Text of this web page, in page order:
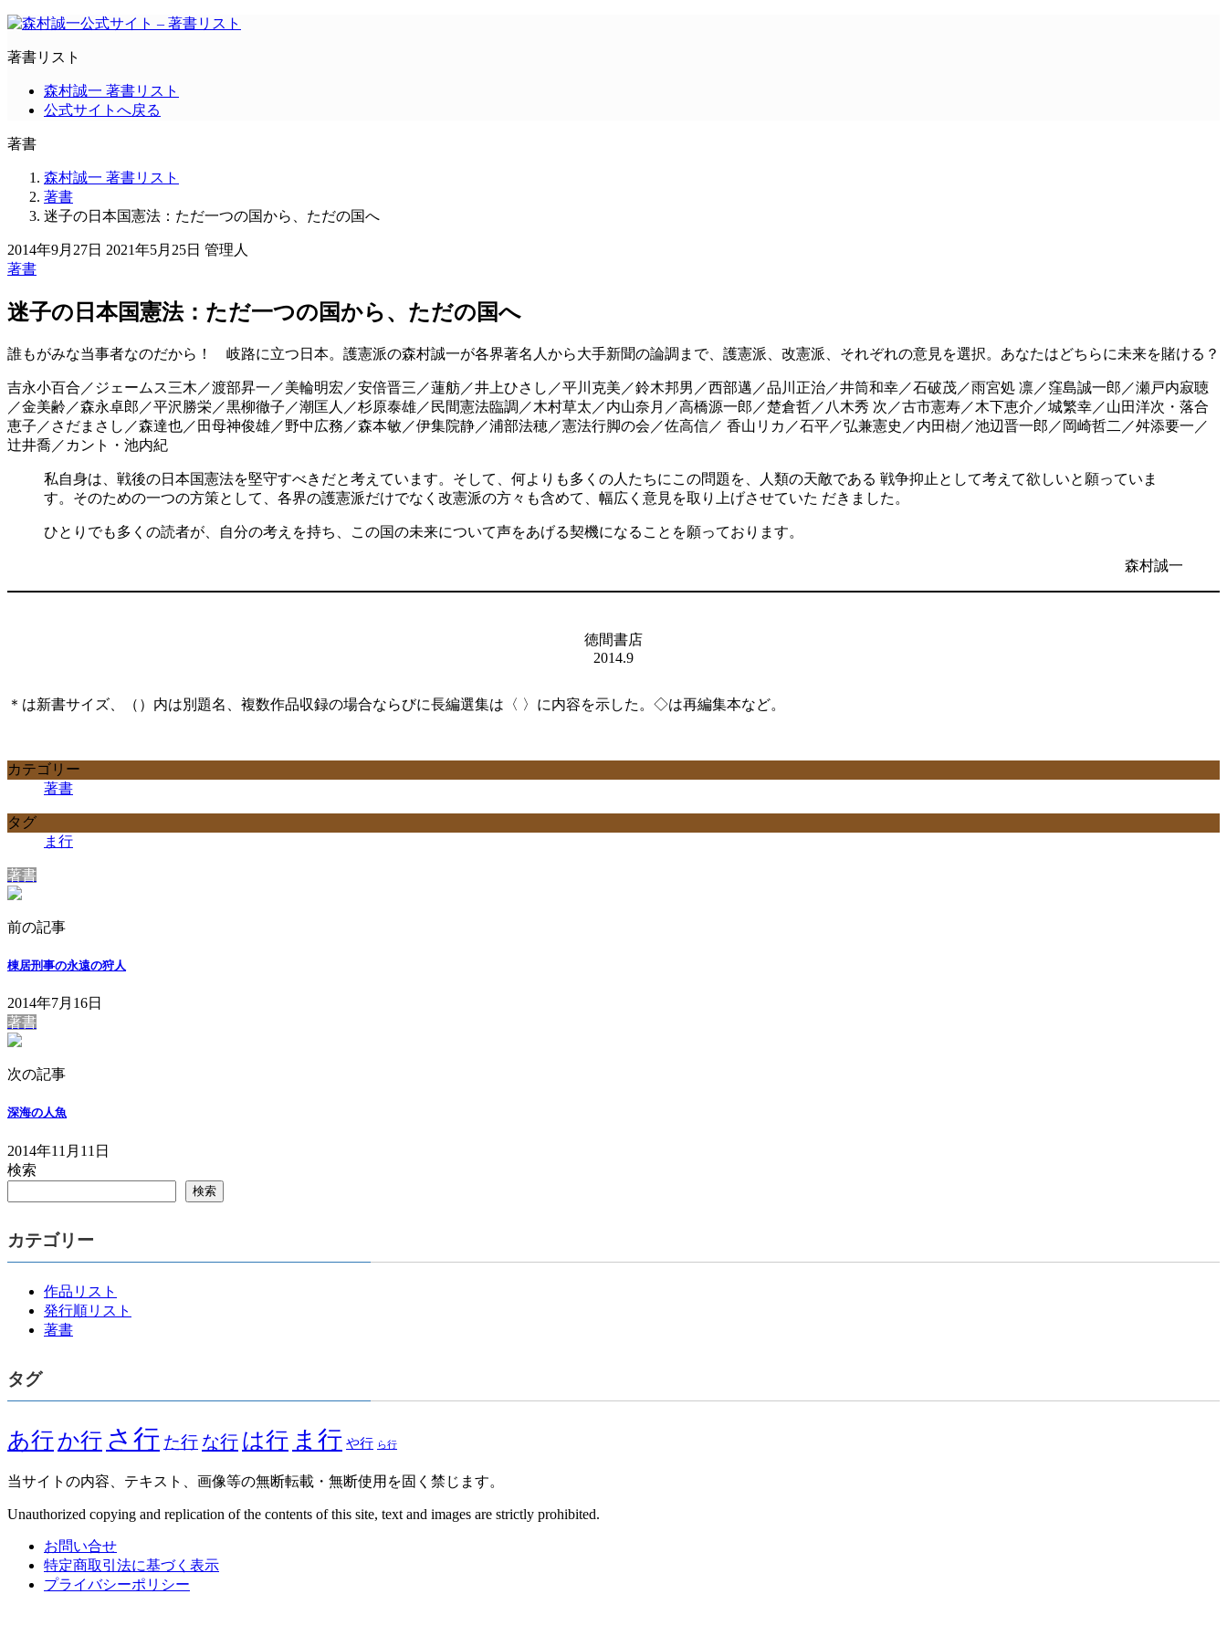
著書リスト
森村誠一 著書リスト
公式サイトへ戻る
著書
森村誠一 著書リスト
著書
迷子の日本国憲法：ただ一つの国から、ただの国へ
2014年9月27日 2021年5月25日 管理人
著書
迷子の日本国憲法：ただ一つの国から、ただの国へ
誰もがみな当事者なのだから！ 岐路に立つ日本。護憲派の森村誠一が各界著名人から大手新聞の論調まで、護憲派、改憲派、それぞれの意見を選択。あなたはどちらに未来を賭ける？
吉永小百合／ジェームス三木／渡部昇一／美輪明宏／安倍晋三／蓮舫／井上ひさし／平川克美／鈴木邦男／西部邁／品川正治／井筒和幸／石破茂／雨宮処 凛／窪島誠一郎／瀬戸内寂聴
／金美齢／森永卓郎／平沢勝栄／黒柳徹子／潮匡人／杉原泰雄／民間憲法臨調／木村草太／内山奈月／高橋源一郎／楚倉哲／八木秀 次／古市憲寿／木下恵介／城繁幸／山田洋次・落合
恵子／さだまさし／森達也／田母神俊雄／野中広務／森本敏／伊集院静／浦部法穂／憲法行脚の会／佐高信／ 香山リカ／石平／弘兼憲史／内田樹／池辺晋一郎／岡崎哲二／舛添要一／
辻井喬／カント・池内紀
私自身は、戦後の日本国憲法を堅守すべきだと考えています。そして、何よりも多くの人たちにこの問題を、人類の天敵である 戦争抑止として考えて欲しいと願っていま
す。そのための一つの方策として、各界の護憲派だけでなく改憲派の方々も含めて、幅広く意見を取り上げさせていた だきました。
ひとりでも多くの読者が、自分の考えを持ち、この国の未来について声をあげる契機になることを願っております。
森村誠一
徳間書店
2014.9
＊は新書サイズ、（）内は別題名、複数作品収録の場合ならびに長編選集は〈 〉に内容を示した。◇は再編集本など。
カテゴリー
著書
タグ
ま行
著書
前の記事
棟居刑事の永遠の狩人
2014年7月16日
著書
次の記事
深海の人魚
2014年11月11日
検索
検索
カテゴリー
作品リスト
発行順リスト
著書
タグ
あ行か行 さ行 た行 な行 は行 ま行 や行 ら行
当サイトの内容、テキスト、画像等の無断転載・無断使用を固く禁じます。
Unauthorized copying and replication of the contents of this site, text and images are strictly prohibited.
お問い合せ
特定商取引法に基づく表示
プライバシーポリシー